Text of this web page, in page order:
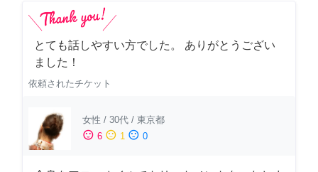
とても話しやすい方でした。 ありがとうござい
ました！
依頼されたチケット
女性 / 30代 / 東京都
sentiment_satisfied 6 sentiment_neutral 1 sentiment_dissatisfied 0